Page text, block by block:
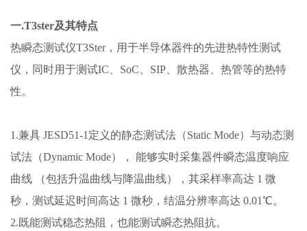
一.T3ster及其特点
热瞬态测试仪T3Ster，用于半导体器件的先进热特性测试
仪，同时用于测试IC、SoC、SIP、散热器、热管等的热特
性。
1.兼具 JESD51-1定义的静态测试法（Static Mode）与动态测
试法（Dynamic Mode）， 能够实时采集器件瞬态温度响应
曲线 （包括升温曲线与降温曲线），其采样率高达 1 微
秒，测试延迟时间高达 1 微秒，结温分辨率高达 0.01℃。
2.既能测试稳态热阻，也能测试瞬态热阻抗。